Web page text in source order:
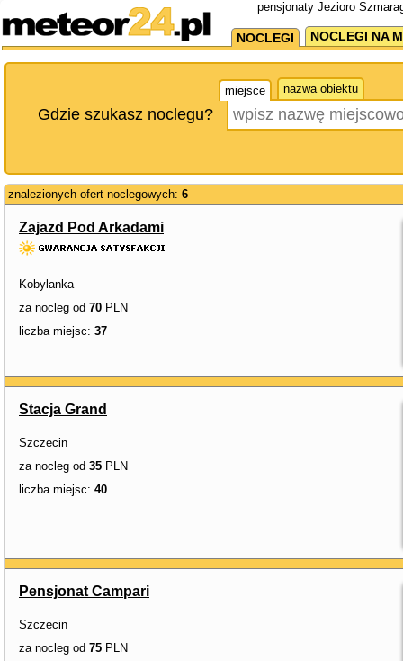
pensjonaty Jezioro
NOCLEGI NOCLEGI NA
miejsce nazwa obiektu
Gdzie szukasz noclegu?
znalezionych ofert noclegowych: 6
Zajazd Pod Arkadami
Kobylanka
za nocleg od 70 PLN
liczba miejsc: 37
Stacja Grand
Szczecin
za nocleg od 35 PLN
liczba miejsc: 40
Pensjonat Campari
Szczecin
za nocleg od 75 PLN